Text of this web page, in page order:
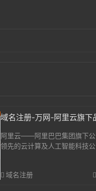
域名注册-万网-阿里云旗下
阿里云——阿里巴巴集团旗下
领先的云计算及人工智能科技
据、人工智能服务、精准定制
域名注册